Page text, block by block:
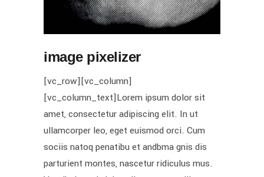
image pixelizer
[vc_row][vc_column]
[vc_column_text]Lorem ipsum dolor sit
amet, consectetur adipiscing elit. In ut
ullamcorper leo, eget euismod orci. Cum
sociis natoq penatibu et andbma gnis dis
parturient montes, nascetur ridiculus mus.